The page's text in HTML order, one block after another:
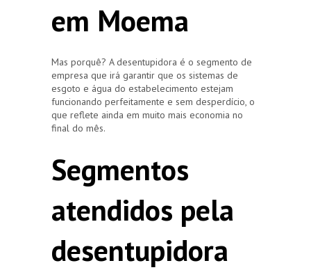
em Moema
Mas porquê? A desentupidora é o segmento de
empresa que irá garantir que os sistemas de
esgoto e água do estabelecimento estejam
funcionando perfeitamente e sem desperdício, o
que reflete ainda em muito mais economia no
final do mês.
Segmentos
atendidos pela
desentupidora